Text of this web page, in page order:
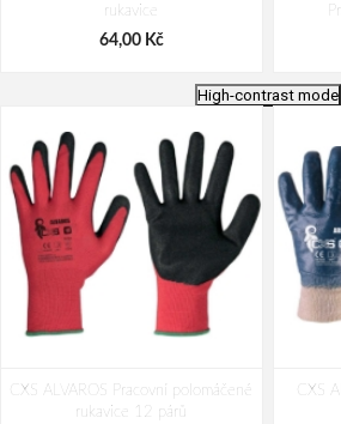
rukavice
64,00 Kč
rukavice
77,00 Kč
High-contrast mode
CXS ALVAROS Pracovní polomáčené
rukavice 12 párů
CXS